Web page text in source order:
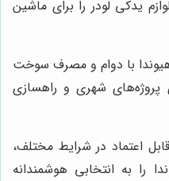
یدکی لودر را برای ماشین
با دوام و مصرف سوخت
پروژه‌های شهری و راهسازی
اعتماد در شرایط مختلف،
را به انتخابی هوشمندانه